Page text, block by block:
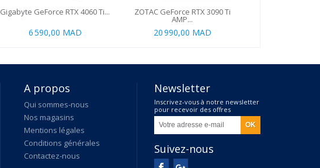
Gigabyte GeForce RTX 4060 Ti...
6 590,00 MAD
ZOTAC GeForce RTX 3090 Ti
AMP...
20 990,00 MAD
A propos
Qui sommes-nous
Nos magasins
Mentions légales
Conditions générales
Contactez-nous
Newsletter
Inscrivez-vous à notre newsletter
pour recevoir des offres
exclusives
Suivez-nous